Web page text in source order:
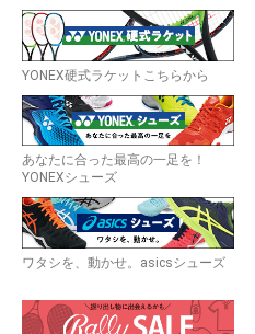
YONEX硬式ラケットこちらから
あなたに合った最高の一足を！
YONEXシューズ
ワタシを、動かせ。asicsシューズ